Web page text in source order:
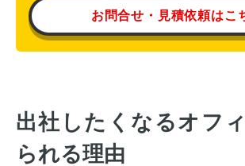
お問合せ・見積依頼はこ
出社したくなるオフ
られる理由